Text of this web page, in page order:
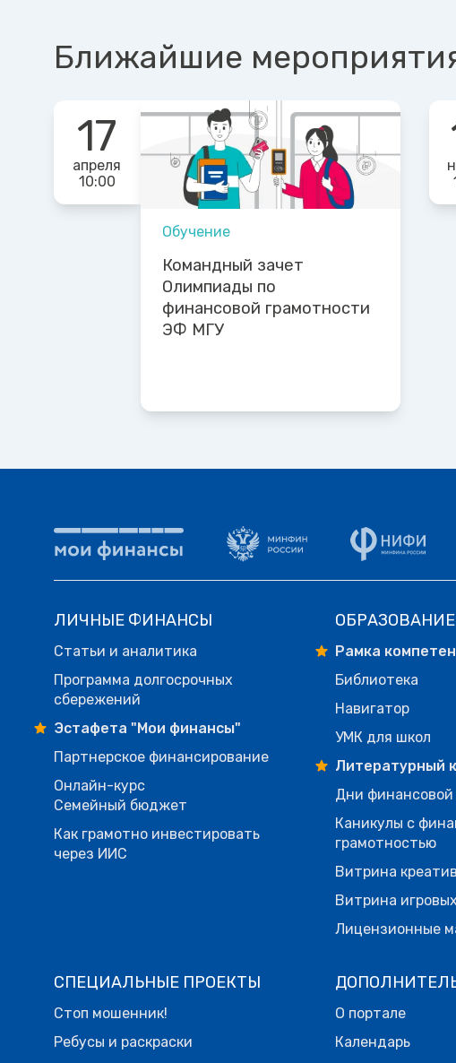
Ближайшие
17
апреля
10:00
Обучение
Командный зачет
Олимпиады по
финансовой грамотности
ЭФ МГУ
ЛИЧНЫЕ ФИНАНСЫ
Статьи и аналитика
Программа долгосрочных
сбережений
Эстафета "Мои финансы"
Партнерское финансирование
Онлайн-курс
Семейный бюджет
Как грамотно инвестировать
через ИИС
ОБРАЗОВАНИЕ
Рамка
Библиотека
Навигатор
УМК для школ
Литературный
Дни финансовой
Каникулы с
грамотностью
Витрина
Витрина
Лицензионные
СПЕЦИАЛЬНЫЕ ПРОЕКТЫ
Стоп мошенник!
Ребусы и раскраски
О портале
Календарь